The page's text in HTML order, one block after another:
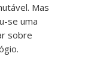
Mas
se uma
sobre